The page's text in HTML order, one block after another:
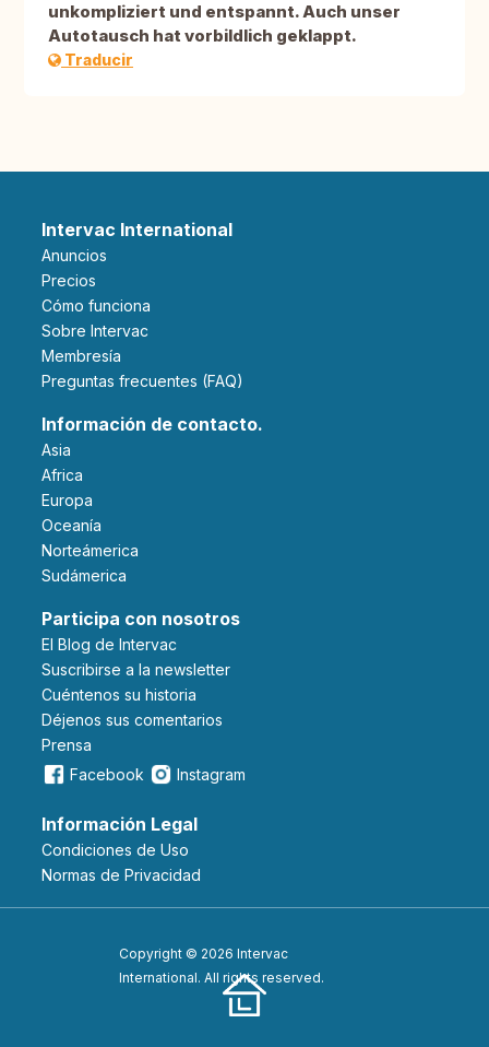
unkompliziert und entspannt. Auch unser
Autotausch hat vorbildlich geklappt.
Traducir
Intervac International
Anuncios
Precios
Cómo funciona
Sobre Intervac
Membresía
Preguntas frecuentes (FAQ)
Información de contacto.
Asia
Africa
Europa
Oceanía
Norteámerica
Sudámerica
Participa con nosotros
El Blog de Intervac
Suscribirse a la newsletter
Cuéntenos su historia
Déjenos sus comentarios
Prensa
Facebook
Instagram
Información Legal
Condiciones de Uso
Normas de Privacidad
Copyright © 2026 Intervac
International. All rights reserved.